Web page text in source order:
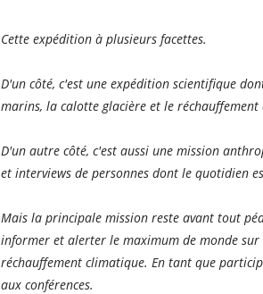
Cette expédition à plusieurs facettes.
D'un côté, c'est une expédition scientifique
marins, la calotte glacière et le réchauffement
D'un autre côté, c'est aussi une mission
et interviews de personnes dont le quotidien
Mais la principale mission reste avant tout
informer et alerter le maximum de monde
réchauffement climatique. En tant que
aux conférences.